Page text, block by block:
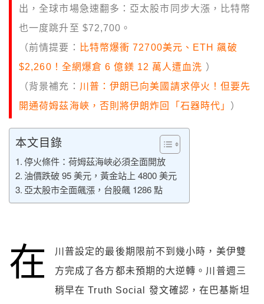
出，全球市場急速翻多：亞太股市同步大漲，比特幣
也一度跳升至 $72,700。
（前情提要：
比特幣爆衝 72700美元、ETH 飆破
$2,260！全網爆倉 6 億鎂 12 萬人遭血洗 ）
（背景補充： 川普：伊朗已向美國請求停火！但要先
開通荷姆茲海峽，否則將伊朗炸回「石器時代」 ）
本文目錄
停火條件：荷姆茲海峽必須全面開放
油價跌破 95 美元，黃金站上 4800 美元
亞太股市全面飆漲，台股飆 1286 點
在
川普設定的最後期限前不到幾小時，美伊雙
方完成了各方都未預期的大逆轉。川普週三
稍早在 Truth Social 發文確認，在巴基斯坦